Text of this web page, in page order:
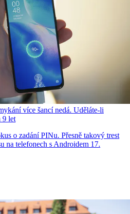
více šancí nedá. Uděláte-li
9 let
o zadání PINu. Přesně takový trest
na telefonech s Androidem 17.